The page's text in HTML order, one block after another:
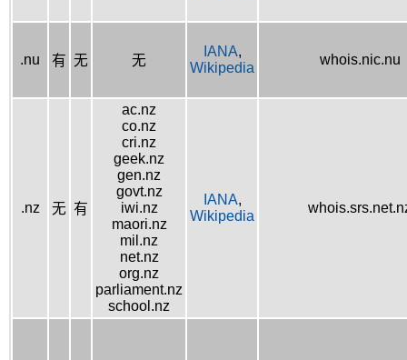
.nu 有 无 无
IANA,
Wikipedia
whois.nic.nu
.nz 无 有
ac.nz
co.nz
cri.nz
geek.nz
gen.nz
govt.nz
iwi.nz
maori.nz
mil.nz
net.nz
org.nz
parliament.nz
school.nz
IANA,
Wikipedia